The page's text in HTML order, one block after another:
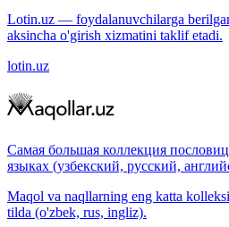
Lotin.uz — foydalanuvchilarga
aksincha o'girish xizmatini taklif etadi.
lotin.uz
Самая большая коллекция
языках (узбекский, русский,
Maqol va naqllarning eng katta
tilda (o'zbek, rus, ingliz).